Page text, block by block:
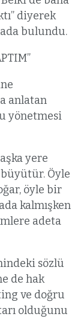
diyerek
bulundu.
anlatan
yönetmesi
yere
Öyle
öyle bir
kalmışken
adeta
sözlü
de hak
ve doğru
olduğunu